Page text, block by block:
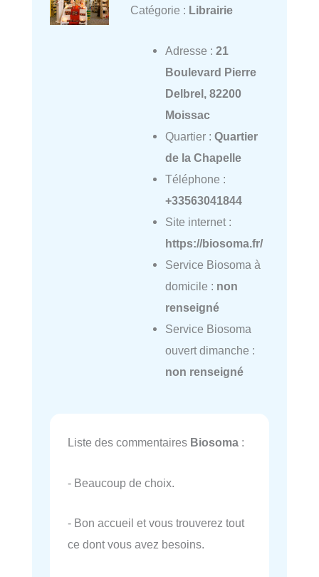
Catégorie : Librairie
Adresse : 21
Boulevard Pierre
Delbrel, 82200
Moissac
Quartier : Quartier
de la Chapelle
Téléphone :
+33563041844
Site internet :
https://biosoma.fr/
Service Biosoma à
domicile : non
renseigné
Service Biosoma
ouvert dimanche :
non renseigné
Liste des commentaires Biosoma :
- Beaucoup de choix.
- Bon accueil et vous trouverez tout
ce dont vous avez besoins.